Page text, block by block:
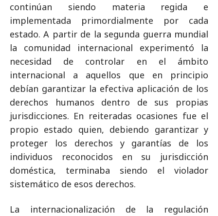
continúan siendo materia regida e
implementada primordialmente por cada
estado. A partir de la segunda guerra mundial
la comunidad internacional experimentó la
necesidad de controlar en el ámbito
internacional a aquellos que en principio
debían garantizar la efectiva aplicación de los
derechos humanos dentro de sus propias
jurisdicciones. En reiteradas ocasiones fue el
propio estado quien, debiendo garantizar y
proteger los derechos y garantías de los
individuos reconocidos en su jurisdicción
doméstica, terminaba siendo el violador
sistemático de esos derechos.
La internacionalización de la regulación